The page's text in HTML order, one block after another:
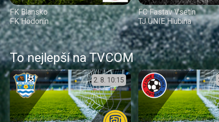
FK Blansko
FK Hodonín
FC Fastav Vsetín
TJ UNIE Hlubina
To nejlepší na TVCOM
2. 8. 10:15